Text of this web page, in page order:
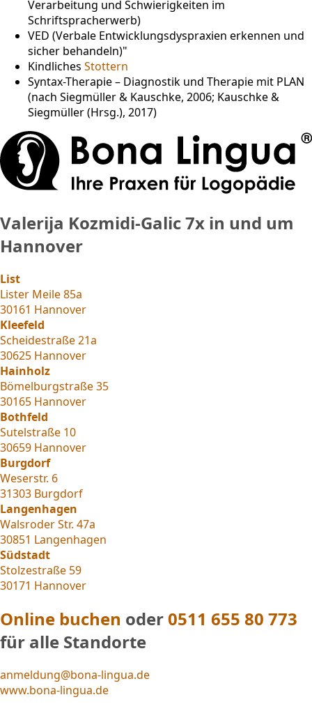
Verarbeitung und Schwierigkeiten im
Schriftspracherwerb)
VED (Verbale Entwicklungsdyspraxien erkennen und
sicher behandeln)"
Kindliches Stottern
Syntax-Therapie – Diagnostik und Therapie mit PLAN
(nach Siegmüller & Kauschke, 2006; Kauschke &
Siegmüller (Hrsg.), 2017)
Valerija Kozmidi-Galic7x in und um
Hannover
List
Lister Meile 85a
30161 Hannover
Kleefeld
Scheidestraße 21a
30625 Hannover
Hainholz
Bömelburgstraße 35
30165 Hannover
Bothfeld
Sutelstraße 10
30659 Hannover
Burgdorf
Weserstr. 6
31303 Burgdorf
Langenhagen
Walsroder Str. 47a
30851 Langenhagen
Südstadt
Stolzestraße 59
30171 Hannover
Online buchen oder0511 655 80 773
für alle Standorte
anmeldung@bona-lingua.de
www.bona-lingua.de